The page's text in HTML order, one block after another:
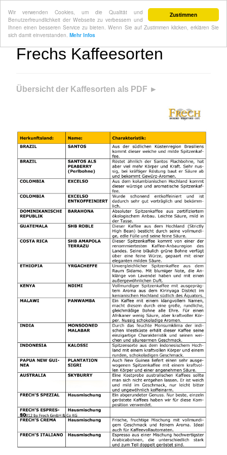
Zustimmen
Wir verwenden Cookies, um die Qualität und
Benutzerfreundlichkeit der Webseite zu verbessern und
Ihnen einen besseren Service zu bieten. Wenn Sie auf Zustimmen klicken, erklären Sie
sich damit einverstanden. Mehr Infos
Frechs Kaffeesorten
Übersicht der Kaffesorten als PDF ►